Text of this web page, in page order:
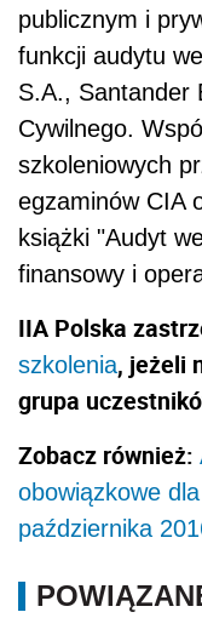
publicznym i
funkcji audytu
S.A., Santander
Cywilnego.
szkoleniowych
egzaminów CIA
książki "Audyt
finansowy i
IIA Polska
szkolenia, jeżeli
grupa
Zobacz również:
obowiązkowe
października